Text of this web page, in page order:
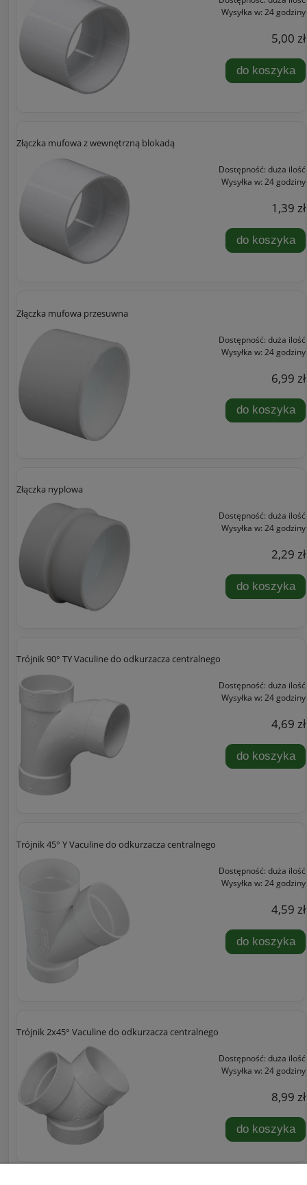
Wysyłka w: 24 godziny
5,00 zł
do koszyka
Złączka mufowa z wewnętrzną blokadą
Dostępność: duża ilość
Wysyłka w: 24 godziny
1,39 zł
do koszyka
Złączka mufowa przesuwna
Dostępność: duża ilość
Wysyłka w: 24 godziny
6,99 zł
do koszyka
Złączka nyplowa
Dostępność: duża ilość
Wysyłka w: 24 godziny
2,29 zł
do koszyka
Trójnik 90° TY Vaculine do odkurzacza centralnego
Dostępność: duża ilość
Wysyłka w: 24 godziny
4,69 zł
do koszyka
Trójnik 45° Y Vaculine do odkurzacza centralnego
Dostępność: duża ilość
Wysyłka w: 24 godziny
4,59 zł
do koszyka
Trójnik 2x45° Vaculine do odkurzacza centralnego
Dostępność: duża ilość
Wysyłka w: 24 godziny
8,99 zł
do koszyka